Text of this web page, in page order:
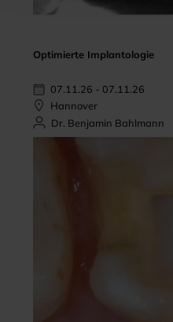
Optimierte Implantologie
07.11.26 - 07.11.26
Hannover
Dr. Benjamin Bahlmann